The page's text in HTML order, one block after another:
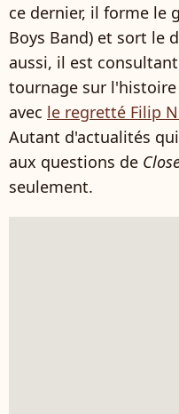
ce dernier, il forme le
Boys Band) et sort le
aussi, il est
tournage sur
avec le regretté Filip
Autant d'actualités
aux questions de
seulement.